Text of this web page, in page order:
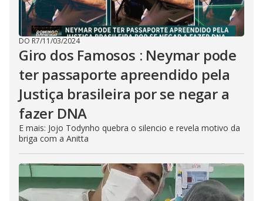
DO R7/11/03/2024
Giro dos Famosos : Neymar pode
ter passaporte apreendido pela
Justiça brasileira por se negar a
fazer DNA
E mais: Jojo Todynho quebra o silencio e revela motivo da
briga com a Anitta